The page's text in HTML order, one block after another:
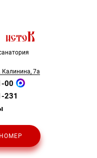
Калинина, 7а
00
231